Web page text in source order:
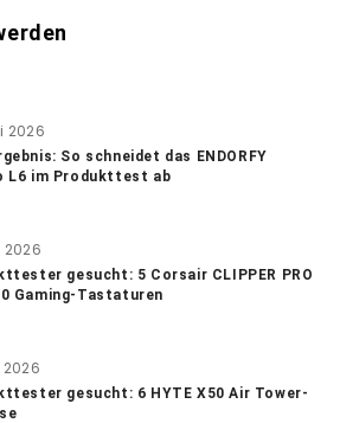
2026
So schneidet das ENDORFY
L6 im Produkttest ab
2026
gesucht: 5 Corsair CLIPPER PRO
Gaming-Tastaturen
2026
gesucht: 6 HYTE X50 Air Tower-